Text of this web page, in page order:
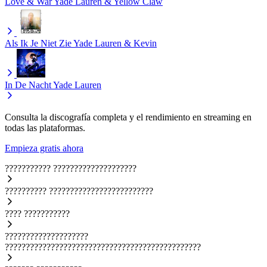
Als Ik Je Niet ZieYade Lauren & Kevin
In De NachtYade Lauren
Consulta la discografía completa y el rendimiento en streaming en
todas las plataformas.
Empieza gratis ahora
??????????? ????????????????????
?????????? ?????????????????????????
???? ???????????
????????????????????
???????????????????????????????????????????????